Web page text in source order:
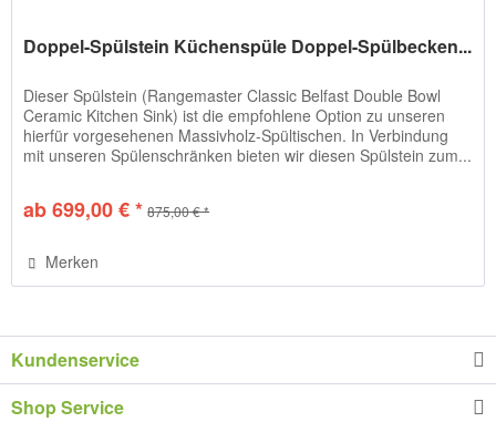
Doppel-Spülstein Küchenspüle Doppel-Spülbecken...
Dieser Spülstein (Rangemaster Classic Belfast Double Bowl
Ceramic Kitchen Sink) ist die empfohlene Option zu unseren
hierfür vorgesehenen Massivholz-Spültischen. In Verbindung
mit unseren Spülenschränken bieten wir diesen Spülstein zum...
ab 699,00 € * 875,00 € *
Merken
Kundenservice
Shop Service